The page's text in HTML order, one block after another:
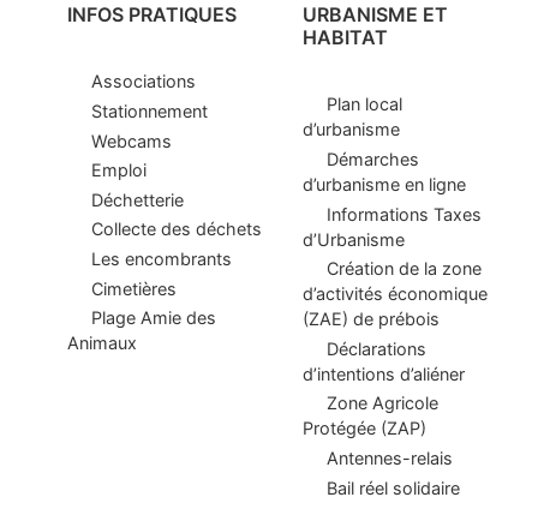
INFOS PRATIQUES
Associations
Stationnement
Webcams
Emploi
Déchetterie
Collecte des déchets
Les encombrants
Cimetières
Plage Amie des
Animaux
URBANISME ET
HABITAT
Plan local
d’urbanisme
Démarches
d’urbanisme en ligne
Informations Taxes
d’Urbanisme
Création de la zone
d’activités économique
(ZAE) de prébois
Déclarations
d’intentions d’aliéner
Zone Agricole
Protégée (ZAP)
Antennes-relais
Bail réel solidaire